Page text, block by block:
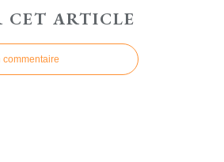
CET ARTICLE
commentaire